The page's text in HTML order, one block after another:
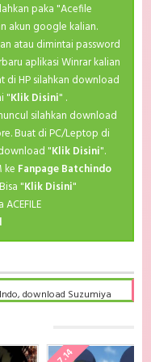
paka "Acefile
akun google kalian.
atau dimintai password
aplikasi Winrar kalian
di HP silahkan download
"Klik Disini" .
silahkan download
Buat di PC/Leptop di
"Klik Disini".
ke Fanpage Batchindo
"Klik Disini"
download Suzumiya
Suzumiya Haruhi no
download Suzumiya
drive, Suzumiya
Suzumiya Haruhi
7.14